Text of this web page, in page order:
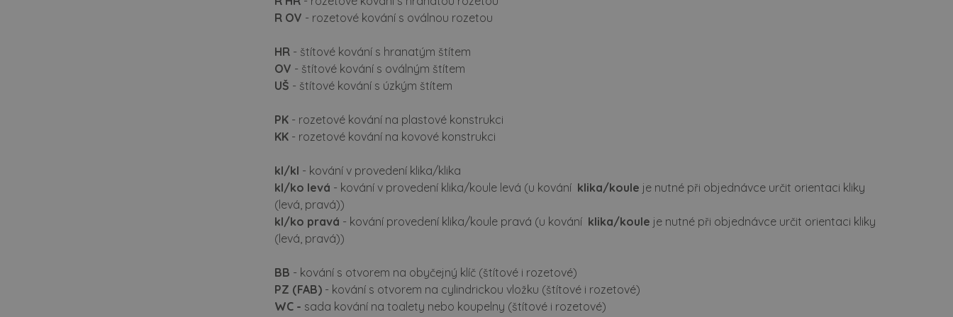
R OV - rozetové kování s oválnou rozetou
HR - štítové kování s hranatým štítem
OV - štítové kování s oválným štítem
UŠ - štítové kování s úzkým štítem
PK - rozetové kování na plastové konstrukci
KK - rozetové kování na kovové konstrukci
kl/kl - kování v provedení klika/klika
kl/ko levá - kování v provedení klika/koule levá (u kování klika/koule je nutné při objednávce určit orientaci kliky
(levá, pravá))
kl/ko pravá - kování provedení klika/koule pravá (u kování klika/koule je nutné při objednávce určit orientaci kliky
(levá, pravá))
BB - kování s otvorem na obyčejný klíč (štítové i rozetové)
PZ (FAB) - kování s otvorem na cylindrickou vložku (štítové i rozetové)
WC - sada kování na toalety nebo koupelny (štítové i rozetové)